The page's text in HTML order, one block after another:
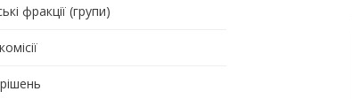
фракції (групи)